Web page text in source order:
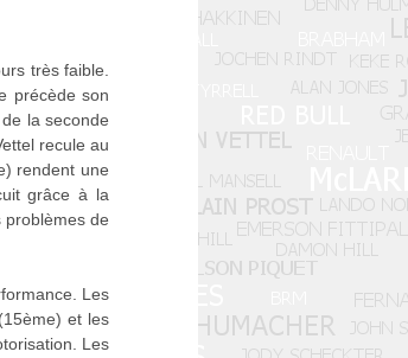
très faible.
précède son
la seconde
recule au
rendent une
grâce à la
de
Les
et les
Les